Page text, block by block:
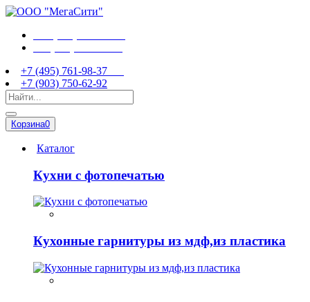
+7 (495) 761-98-37
+7 (903) 750-62-92
Корзина0
Каталог
Кухни с фотопечатью
Кухонные гарнитуры из мдф,из пластика